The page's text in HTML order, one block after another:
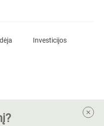
Investicijos